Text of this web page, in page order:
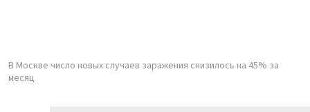
В Москве число новых случаев заражения снизилось на 45% за
месяц